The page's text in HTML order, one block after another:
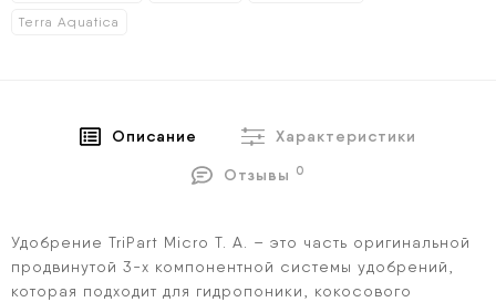
Terra Aquatica
Описание
Характеристики
Отзывы
0
Удобрение TriPart Micro T. A. – это часть оригинальной
продвинутой 3-х компонентной системы удобрений,
которая подходит для гидропоники, кокосового